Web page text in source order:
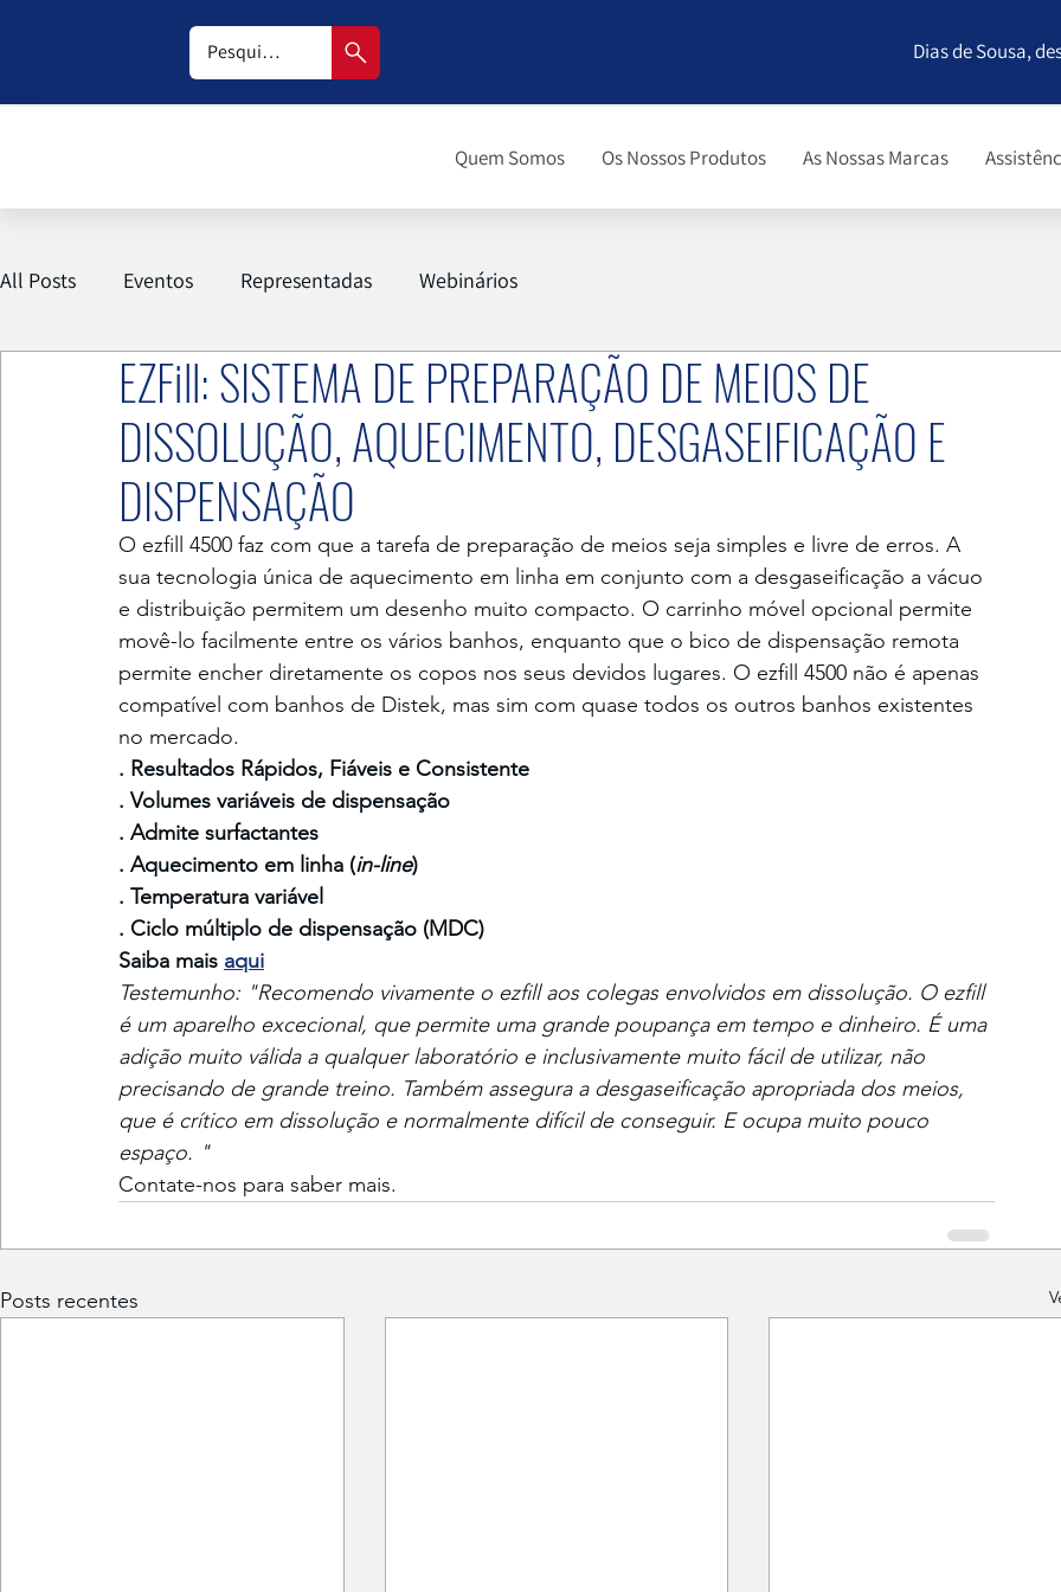
Dias de Sousa,
Quem Somos Os Nossos Produtos As Nossas Marcas
All Posts Eventos Representadas Webinários
EZFill: SISTEMA DE PREPARAÇÃO DE MEIOS DE
DISSOLUÇÃO, AQUECIMENTO, DESGASEIFICAÇÃO E
DISPENSAÇÃO
O ezfill 4500 faz com que a tarefa de preparação de meios seja simples e livre de erros. A
sua tecnologia única de aquecimento em linha em conjunto com a desgaseificação a vácuo
e distribuição permitem um desenho muito compacto. O carrinho móvel opcional permite
movê-lo facilmente entre os vários banhos, enquanto que o bico de dispensação remota
permite encher diretamente os copos nos seus devidos lugares. O ezfill 4500 não é apenas
compatível com banhos de Distek, mas sim com quase todos os outros banhos existentes
no mercado.
. Resultados Rápidos, Fiáveis e Consistente
. Volumes variáveis de dispensação
. Admite surfactantes
. Aquecimento em linha (in-line)
. Temperatura variável
. Ciclo múltiplo de dispensação (MDC)
Saiba mais aqui
Testemunho: "Recomendo vivamente o ezfill aos colegas envolvidos em dissolução. O ezfill
é um aparelho excecional, que permite uma grande poupança em tempo e dinheiro. É uma
adição muito válida a qualquer laboratório e inclusivamente muito fácil de utilizar, não
precisando de grande treino. Também assegura a desgaseificação apropriada dos meios,
que é crítico em dissolução e normalmente difícil de conseguir. E ocupa muito pouco
espaço. "
Contate-nos para saber mais.
Posts recentes